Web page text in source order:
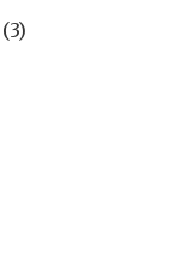
(3)